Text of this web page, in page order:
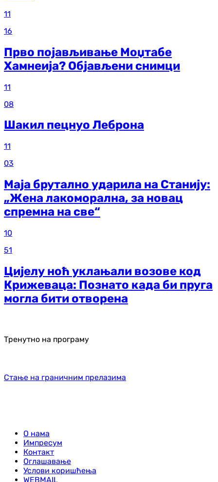
11
16
Прво појављивање Моџтабе
Хамнеија? Објављени снимци
11
08
Шакил пецнуо Леброна
11
03
Маја брутално ударила на Станију:
„Жена лакоморална, за новац
спремна на све“
10
51
Цијелу ноћ уклањали возове код
Крижеваца: Познато када би пруга
могла бити отворена
Тренутно на програму
Стање на граничним прелазима
О нама
Импресум
Контакт
Оглашавање
Услови коришћења
WEBMAIL